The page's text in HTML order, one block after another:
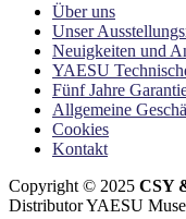
Über uns
Unser
Neuigkeiten und
YAESU
Fünf Jahre
Allgemeine
Cookies
Kontakt
Copyright © 2025 CSY
Distributor YAESU